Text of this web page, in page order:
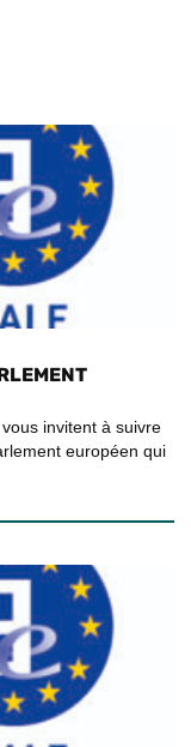
invitent à suivre
européen qui